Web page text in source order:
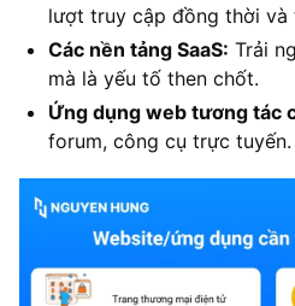
lượt truy cập đồng thời và
Các nền tảng SaaS: Trải
mà là yếu tố then chốt.
Ứng dụng web tương tác
forum, công cụ trực tuyến.